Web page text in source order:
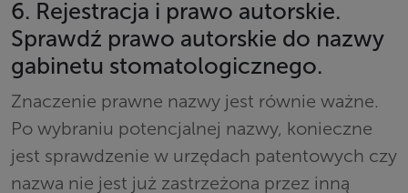
6. Rejestracja i prawo autorskie.
Sprawdź prawo autorskie do nazwy
gabinetu stomatologicznego.
Znaczenie prawne nazwy jest równie ważne.
Po wybraniu potencjalnej nazwy, konieczne
jest sprawdzenie w urzędach patentowych czy
nazwa nie jest już zastrzeżona przez inną